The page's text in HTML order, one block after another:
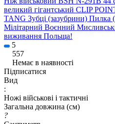
великий гігантський CLIP
TANG Зубці (зазубрини) Пилка
Мілітарний Воєнний
виживання Польща!
5
557
Немає в наявності
Підписатися
Вид
:
Ножі військові і тактичні
Загальна довжина (см)
?